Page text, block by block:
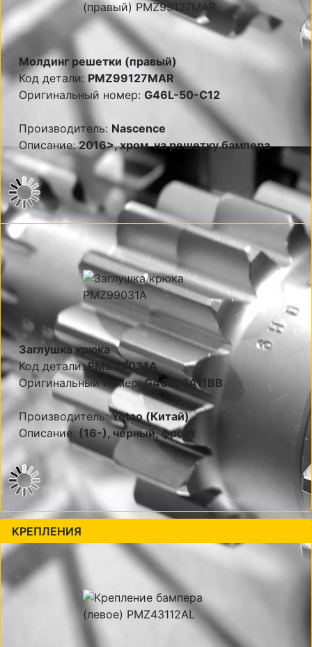
Молдинг решетки (правый)
Код детали: PMZ99127MAR
Оригинальный номер: G46L-50-C12
Производитель: Nascence
Описание:2016>, хром, на решетку бампера
Заглушка крюка
Код детали:PMZ99031A
Оригинальный номер:G46L50A11BB
Производитель:Yetao (Китай)
Описание:(16-), черный, фронт
КРЕПЛЕНИЯ